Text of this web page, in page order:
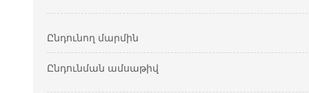
Ընդունող մարմին
Ընդունման ամսաթիվ